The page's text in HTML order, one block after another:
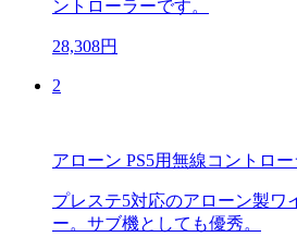
ントローラーです。
28,308円
2
アローン PS5用無線コントロ
プレステ5対応のアローン製ワ
ー。サブ機としても優秀。